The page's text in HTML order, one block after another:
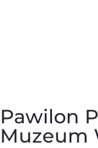
Pawilon
Muzeum